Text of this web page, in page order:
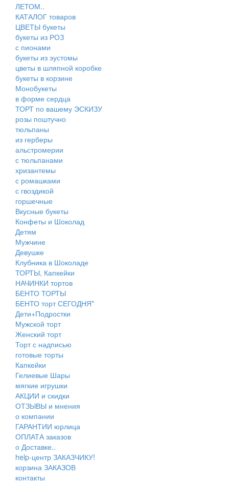
ЛЕТОМ..
КАТАЛОГ товаров
ЦВЕТЫ букеты
букеты из РОЗ
с пионами
букеты из эустомы
цветы в шляпной коробке
букеты в корзине
Монобукеты
в форме сердца
ТОРТ по вашему ЭСКИЗУ
розы поштучно
тюльпаны
из герберы
альстромерии
с тюльпанами
хризантемы
с ромашками
с гвоздикой
горшечные
Вкусные букеты
Конфеты и Шоколад
Детям
Мужчине
Девушке
Клубника в Шоколаде
ТОРТЫ, Капкейки
НАЧИНКИ тортов
БЕНТО ТОРТЫ
БЕНТО торт СЕГОДНЯ*
Дети+Подростки
Мужской торт
Женский торт
Торт с надписью
готовые торты
Капкейки
Гелиевые Шары
мягкие игрушки
АКЦИИ и скидки
ОТЗЫВЫ и мнения
о компании
ГАРАНТИИ юрлица
ОПЛАТА заказов
о Доставке..
help-центр ЗАКАЗЧИКУ!
корзина ЗАКАЗОВ
контакты